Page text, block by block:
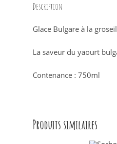
Description
Glace Bulgare à la
La saveur du yaourt
Contenance : 750ml
Produits similaires